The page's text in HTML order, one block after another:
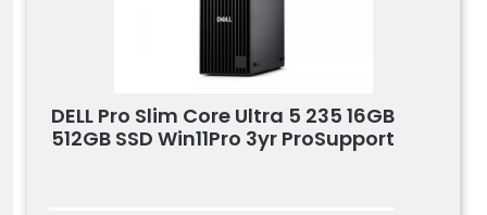
DELL Pro Slim Core Ultra 5 235 16GB
512GB SSD Win11Pro 3yr ProSupport